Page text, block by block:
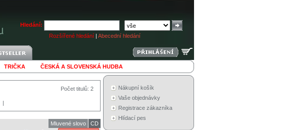
Hledání:
Rozšířené hledání | Abecední hledání
TRIČKA ČESKÁ A SLOVENSKÁ HUDBA
Počet titulů: 2
|
CD
Mluvené slovo
Nákupní košík
Vaše objednávky
Registrace zákazníka
Hlídací pes